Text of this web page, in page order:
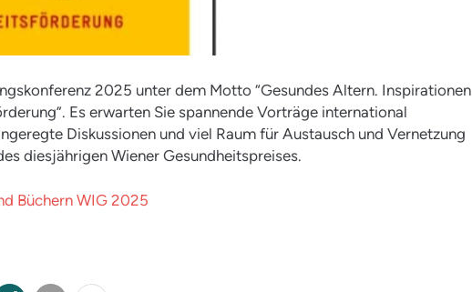
2025 unter dem Motto “Gesundes Altern. Inspirationen
Es erwarten Sie spannende Vorträge international
Diskussionen und viel Raum für Austausch und Vernetzung
diesjährigen Wiener Gesundheitspreises.
Büchern WIG 2025